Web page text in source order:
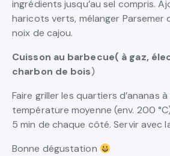
ingrédients jusqu’au sel compris.
haricots verts, mélanger Parsemer
noix de cajou.
Cuisson au barbecue( à gaz,
charbon de bois)
Faire griller les quartiers d’ananas
température moyenne (env. 200
5 min de chaque côté. Servir avec
Bonne dégustation